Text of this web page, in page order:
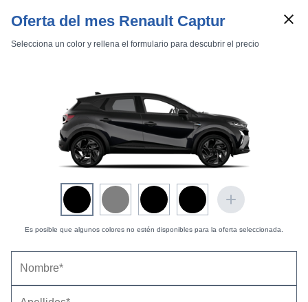
Marcas Renault Captur 2024 Estándar
Renault Captur (2024) |Fotos Interiores
Interiores Técnicas
Oferta del mes Renault Captur
Selecciona un color y rellena el formulario para descubrir el precio
Es posible que algunos colores no estén disponibles para la oferta seleccionada.